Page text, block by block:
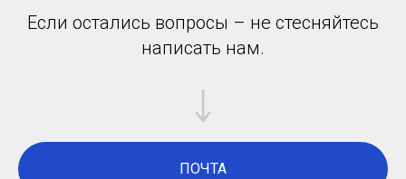
Если остались вопросы – не стесняйтесь
написать нам.
ПОЧТА